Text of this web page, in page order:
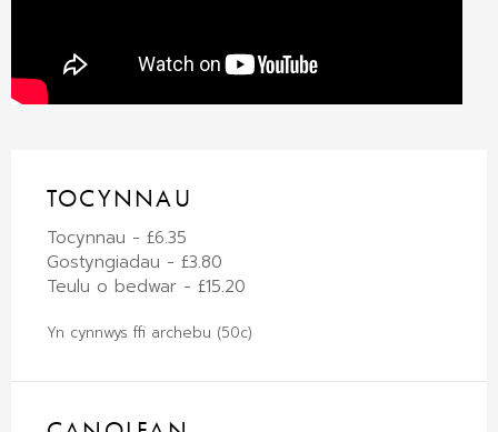
TOCYNNAU
Tocynnau - £6.35
Gostyngiadau - £3.80
Teulu o bedwar - £15.20
Yn cynnwys ffi archebu (50c)